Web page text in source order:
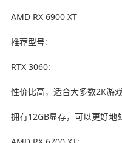
AMD RX 6900 XT
推荐型号:
RTX 3060:
性价比高，适合大多数2K游戏
拥有12GB显存，可以更好地